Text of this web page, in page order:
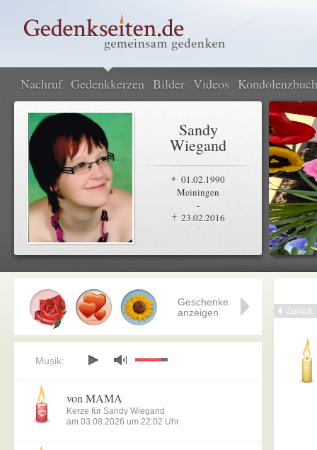
Nachruf Gedenkkerzen Bilder Videos Kondolenzbuch
Sandy
Wiegand
01.02.1990
Meiningen
-
23.02.2016
Zurück
Geschenke
anzeigen
Musik:
von MAMA
Kerze für Sandy Wiegand
am 03.08.2026 um 22:02 Uhr